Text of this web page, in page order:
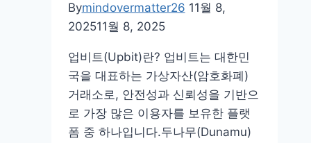
Bymindovermatter26 11월 8,
202511월 8, 2025
업비트(Upbit)란? 업비트는 대한민
국을 대표하는 가상자산(암호화폐)
거래소로, 안전성과 신뢰성을 기반으
로 가장 많은 이용자를 보유한 플랫
폼 중 하나입니다.두나무(Dunamu)